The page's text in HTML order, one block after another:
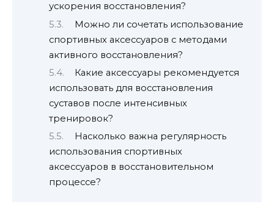
ускорения восстановления?
Можно ли сочетать использование
спортивных аксессуаров с методами
активного восстановления?
Какие аксессуары рекомендуется
использовать для восстановления
суставов после интенсивных
тренировок?
Насколько важна регулярность
использования спортивных
аксессуаров в восстановительном
процессе?